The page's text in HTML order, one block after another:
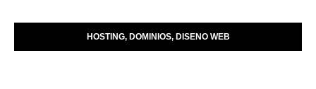
HOSTING, DOMINIOS, DISENO WEB